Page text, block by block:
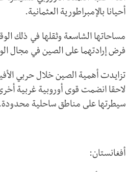
أحيانا بالإمبراطورية العثمانية.
مساحاتها الشاسعة وثقلها في ذلك
فرض إرادتهما على الصين في مجال
لاحقا انضمت قوى أوروبية غربية
سيطرتها على مناطق ساحلية محدودة.
أفغانستان: